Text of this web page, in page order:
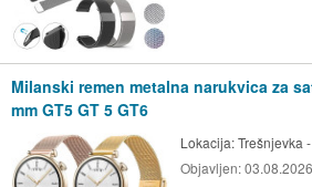
Milanski remen metalna narukvica za
mm GT5 GT 5 GT6
Lokacija:Trešnjevka
Objavljen: